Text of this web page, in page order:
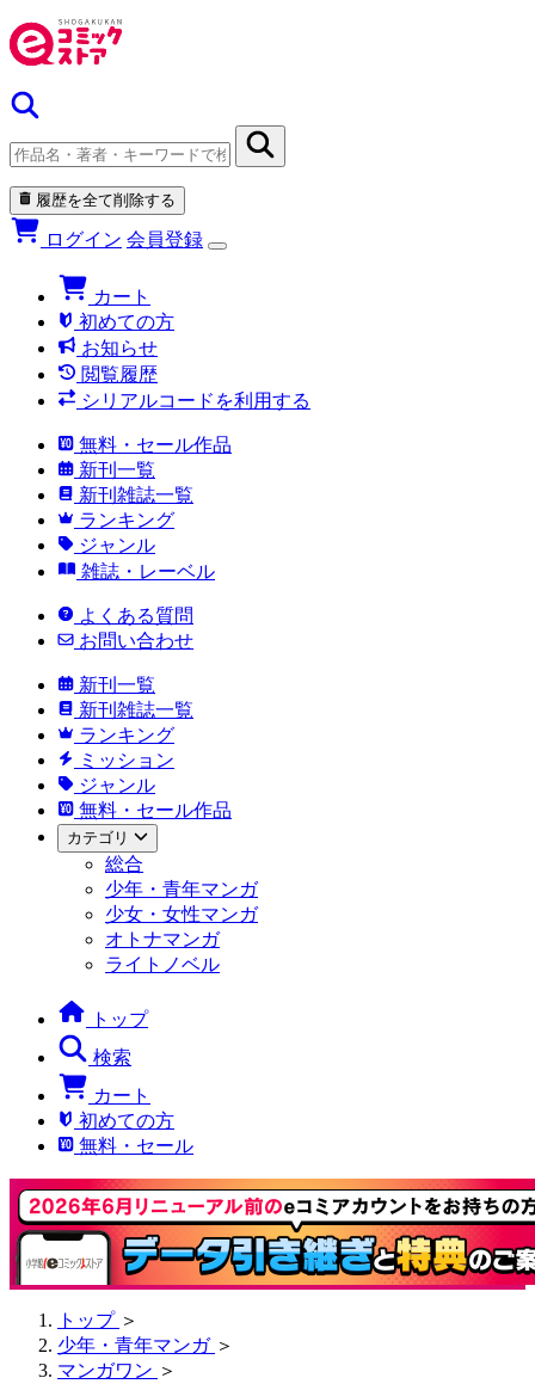
履歴を全て削除する
ログイン 会員登録
カート
初めての方
お知らせ
閲覧履歴
シリアルコードを利用する
無料・セール作品
新刊一覧
新刊雑誌一覧
ランキング
ジャンル
雑誌・レーベル
よくある質問
お問い合わせ
新刊一覧
新刊雑誌一覧
ランキング
ミッション
ジャンル
無料・セール作品
カテゴリ
総合
少年・青年マンガ
少女・女性マンガ
オトナマンガ
ライトノベル
トップ
検索
カート
初めての方
無料・セール
トップ ＞
少年・青年マンガ ＞
マンガワン ＞